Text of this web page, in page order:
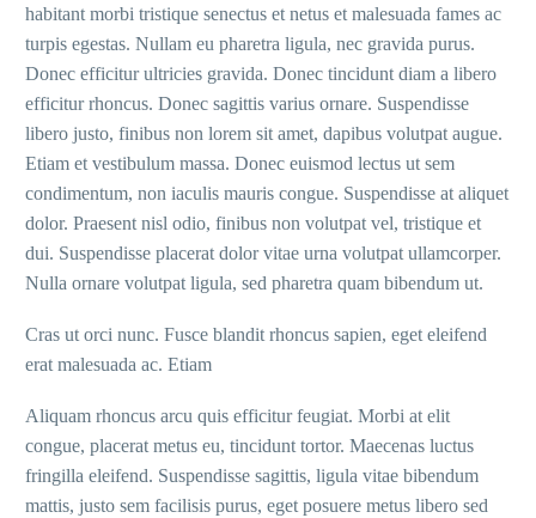
habitant morbi tristique senectus et netus et malesuada fames ac
turpis egestas. Nullam eu pharetra ligula, nec gravida purus.
Donec efficitur ultricies gravida. Donec tincidunt diam a libero
efficitur rhoncus. Donec sagittis varius ornare. Suspendisse
libero justo, finibus non lorem sit amet, dapibus volutpat augue.
Etiam et vestibulum massa. Donec euismod lectus ut sem
condimentum, non iaculis mauris congue. Suspendisse at aliquet
dolor. Praesent nisl odio, finibus non volutpat vel, tristique et
dui. Suspendisse placerat dolor vitae urna volutpat ullamcorper.
Nulla ornare volutpat ligula, sed pharetra quam bibendum ut.
Cras ut orci nunc. Fusce blandit rhoncus sapien, eget eleifend
erat malesuada ac. Etiam
Aliquam rhoncus arcu quis efficitur feugiat. Morbi at elit
congue, placerat metus eu, tincidunt tortor. Maecenas luctus
fringilla eleifend. Suspendisse sagittis, ligula vitae bibendum
mattis, justo sem facilisis purus, eget posuere metus libero sed